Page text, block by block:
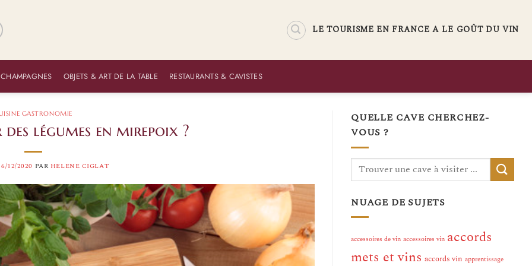
LE TOURISME EN FRANCE A LE GOÛT DU VIN
OBJETS & ART DE LA TABLE RESTAURANTS & CAVISTES
GASTRONOMIE
légumes en mirepoix ?
12/2020 PAR HELENE CIGLAT
QUELLE CAVE CHERCHEZ-
VOUS ?
NUAGE DE SUJETS
accessoires de vin accessoires vin accords
mets et vins accords vin apprentissage